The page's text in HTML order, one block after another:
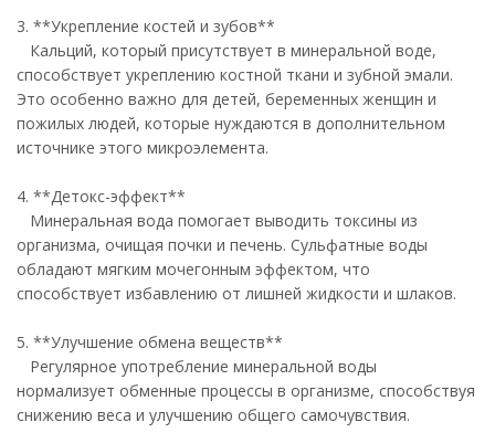
3. **Укрепление костей и зубов**
Кальций, который присутствует в минеральной воде,
способствует укреплению костной ткани и зубной эмали.
Это особенно важно для детей, беременных женщин и
пожилых людей, которые нуждаются в дополнительном
источнике этого микроэлемента.
4. **Детокс-эффект**
Минеральная вода помогает выводить токсины из
организма, очищая почки и печень. Сульфатные воды
обладают мягким мочегонным эффектом, что
способствует избавлению от лишней жидкости и шлаков.
5. **Улучшение обмена веществ**
Регулярное употребление минеральной воды
нормализует обменные процессы в организме, способствуя
снижению веса и улучшению общего самочувствия.